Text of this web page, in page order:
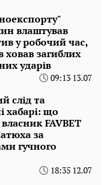
влаштував
у робочий час,
ховав загиблих
ударів
09:13 13.07
слід та
хабарі: що
FAVBET
за
гучного
18:35 12.07